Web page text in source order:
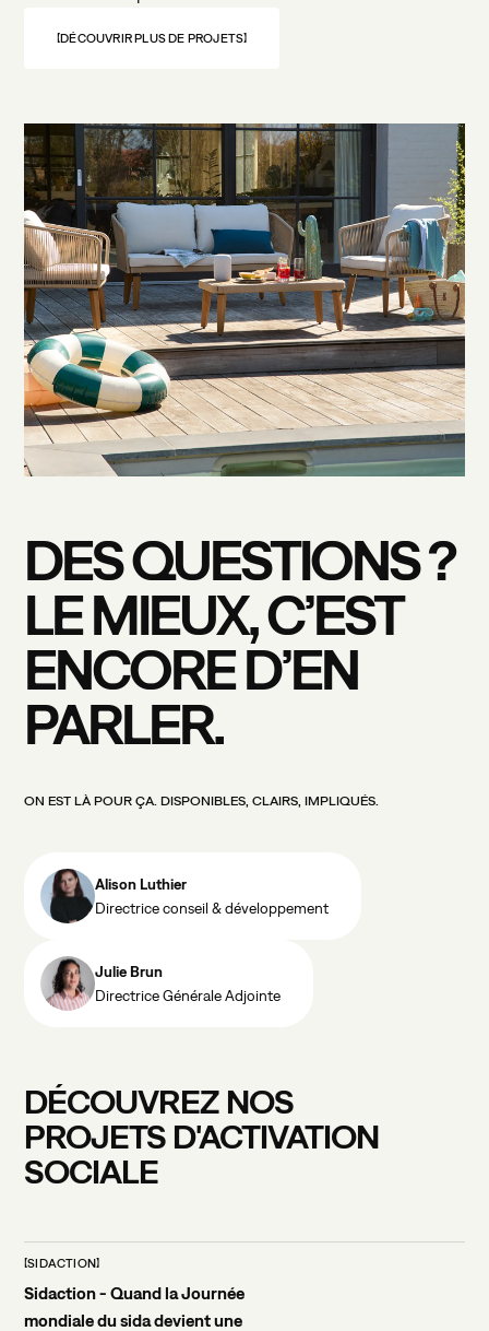
DARK MODE
DÉCOUVRIR PLUS DE PROJETS
DESQUESTIONS?
LEMIEUX,C’EST
ENCORED’EN
PARLER.
ON EST LÀ POUR ÇA. DISPONIBLES, CLAIRS, IMPLIQUÉS.
Alison Luthier
Directrice conseil & développement
Julie Brun
Directrice Générale Adjointe
DÉCOUVREZ NOS
PROJETS D'ACTIVATION
SOCIALE
Sidaction - Quand la Journée
mondiale du sida devient une
SIDACTION